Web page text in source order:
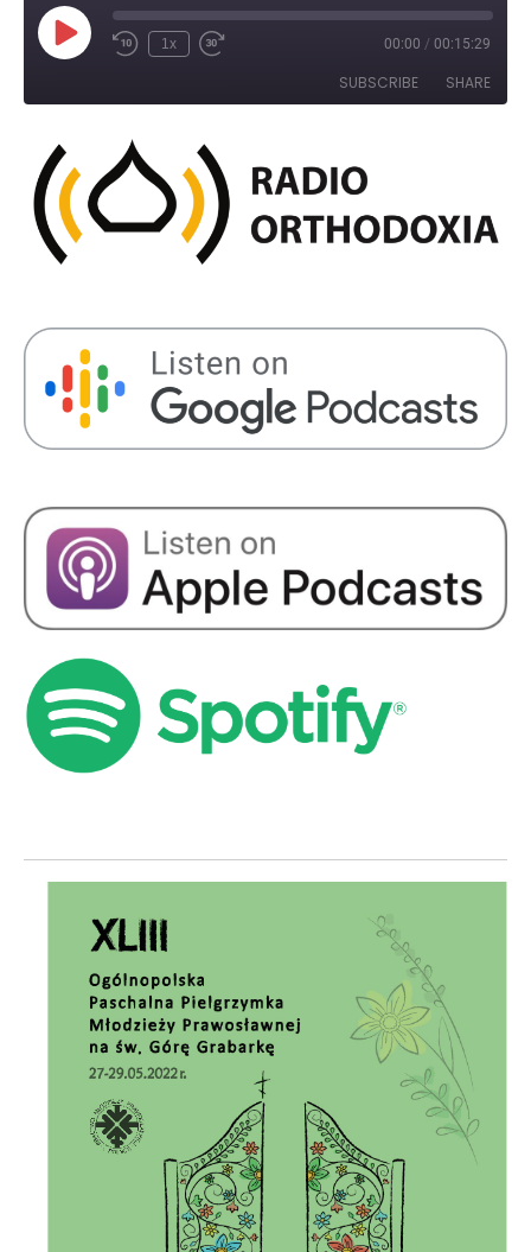
Play
EpisodeRewind
1x
Fast
seconds
00:00 / 00:15:29
SUBSCRIBE SHARE
RSS FEED
SHARE
LINK
EMBED